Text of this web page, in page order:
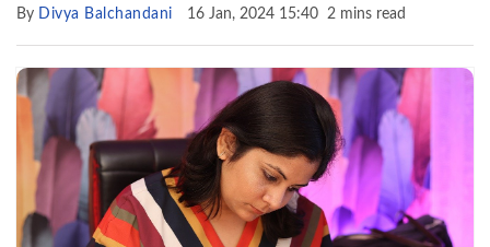
By Divya Balchandani 16 Jan, 2024 15:40 2 mins read